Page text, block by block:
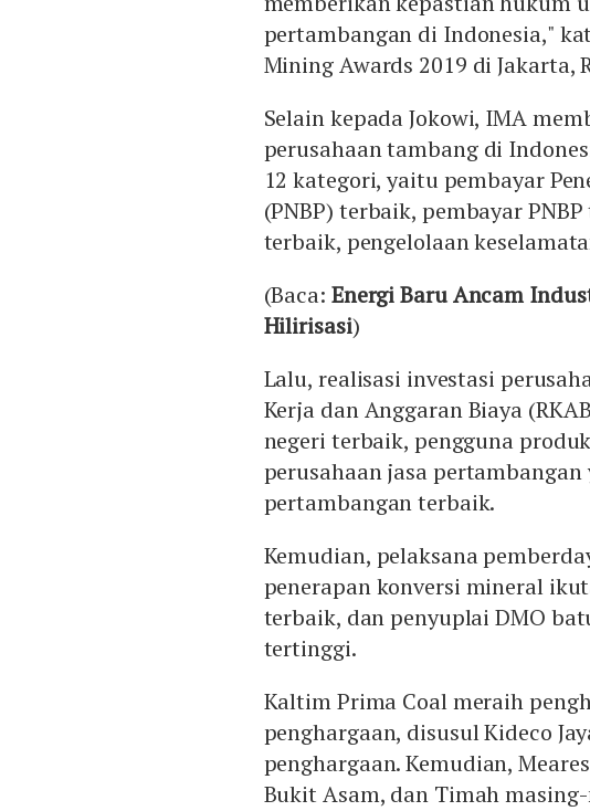
pertambangan di Indonesia,"
Mining Awards 2019 di Jakarta,
Selain kepada Jokowi, IMA
perusahaan tambang di
12 kategori, yaitu pembayar
(PNBP) terbaik, pembayar
terbaik, pengelolaan
(Baca: Energi Baru Ancam
Hilirisasi)
Lalu, realisasi investasi
Kerja dan Anggaran Biaya
negeri terbaik, pengguna
perusahaan jasa
pertambangan terbaik.
Kemudian, pelaksana
penerapan konversi mineral
terbaik, dan penyuplai DMO
tertinggi.
Kaltim Prima Coal meraih
penghargaan, disusul Kideco
penghargaan. Kemudian,
Bukit Asam, dan Timah